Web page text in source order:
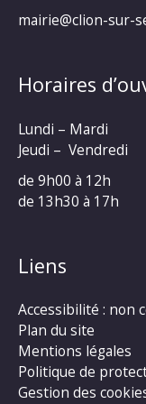
mairie@clion-sur-
Horaires
Lundi – Mardi
Jeudi – Vendredi
de 9h00 à 12h
de 13h30 à 17h
Liens
Accessibilité : non
Plan du site
Mentions légales
Politique de
Gestion des